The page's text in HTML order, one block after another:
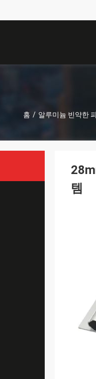
홈 / 알루미늄 빈약한
템